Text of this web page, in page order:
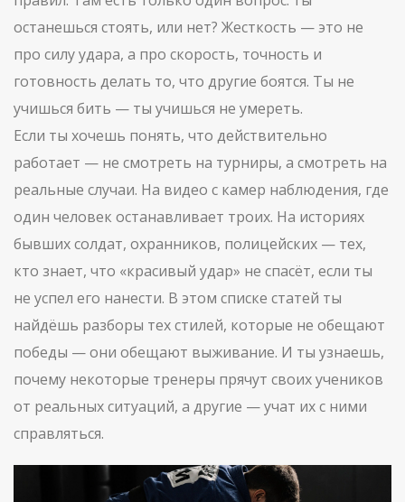
останешься стоять, или нет? Жесткость — это не
про силу удара, а про скорость, точность и
готовность делать то, что другие боятся. Ты не
учишься бить — ты учишься не умереть.
Если ты хочешь понять, что действительно
работает — не смотреть на турниры, а смотреть на
реальные случаи. На видео с камер наблюдения, где
один человек останавливает троих. На историях
бывших солдат, охранников, полицейских — тех,
кто знает, что «красивый удар» не спасёт, если ты
не успел его нанести. В этом списке статей ты
найдёшь разборы тех стилей, которые не обещают
победы — они обещают выживание. И ты узнаешь,
почему некоторые тренеры прячут своих учеников
от реальных ситуаций, а другие — учат их с ними
справляться.